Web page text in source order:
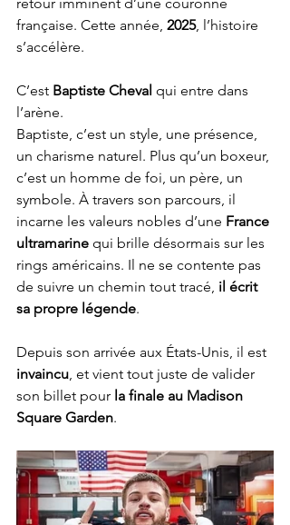
française. Cette année, 2025, l’histoire
s’accélère.
C’est Baptiste Cheval qui entre dans
l’arène.
Baptiste, c’est un style, une présence,
un charisme naturel. Plus qu’un boxeur,
c’est un homme de foi, un père, un
symbole. À travers son parcours, il
incarne les valeurs nobles d’une France
ultramarine qui brille désormais sur les
rings américains. Il ne se contente pas
de suivre un chemin tout tracé, il écrit
sa propre légende.
Depuis son arrivée aux États-Unis, il est
invaincu , et vient tout juste de valider
son billet pour la finale au Madison
Square Garden.